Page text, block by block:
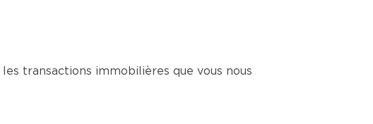
transactions immobilières que vous nous